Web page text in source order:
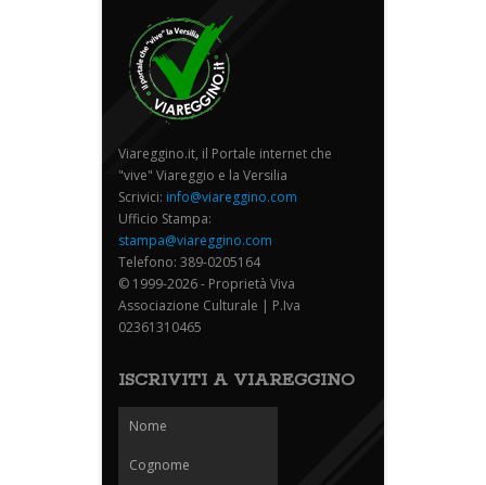
Viareggino.it, il Portale internet che
"vive" Viareggio e la Versilia
Scrivici: info@viareggino.com
Ufficio Stampa:
stampa@viareggino.com
Telefono: 389-0205164
© 1999-2026 - Proprietà Viva
Associazione Culturale | P.Iva
02361310465
ISCRIVITI A VIAREGGINO